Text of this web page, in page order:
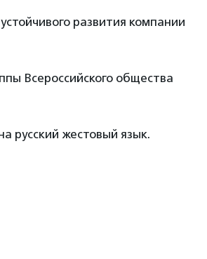
развития компании
Всероссийского общества
русский жестовый язык.